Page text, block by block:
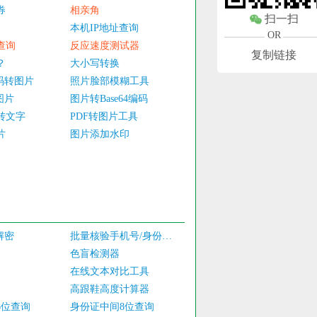
相亲角
本机IP地址查询
询
反应速度测试器
大小写转换
转图片
照片脸部模糊工具
片
图片转Base64编码
文字
PDF转图片工具
图片添加水印
密
批量核验手机号/身份证实名认证
色盲检测器
在线文本对比工具
高跟鞋高度计算器
查询
身份证中间8位查询
扫一扫
OR
复制链接